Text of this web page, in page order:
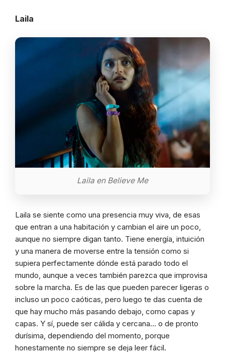
Laila
Laila en Believe Me
Laila se siente como una presencia muy viva, de esas
que entran a una habitación y cambian el aire un poco,
aunque no siempre digan tanto. Tiene energía, intuición
y una manera de moverse entre la tensión como si
supiera perfectamente dónde está parado todo el
mundo, aunque a veces también parezca que improvisa
sobre la marcha. Es de las que pueden parecer ligeras o
incluso un poco caóticas, pero luego te das cuenta de
que hay mucho más pasando debajo, como capas y
capas. Y sí, puede ser cálida y cercana… o de pronto
durísima, dependiendo del momento, porque
honestamente no siempre se deja leer fácil.